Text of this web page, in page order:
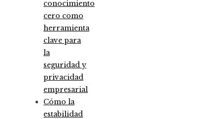
conocimiento
cero como
herramienta
clave para
la
seguridad y
privacidad
empresarial
Cómo la
estabilidad